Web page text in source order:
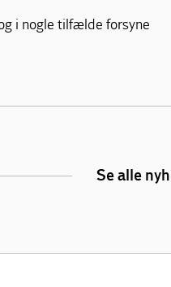
i nogle tilfælde forsyne
Se alle